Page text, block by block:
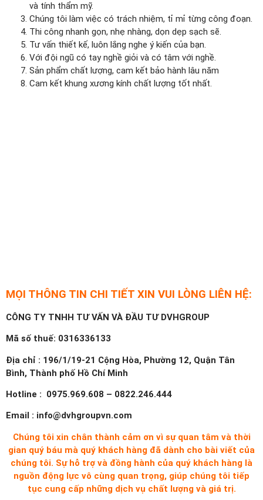
và tính thẩm mỹ.
Chúng tôi làm việc có trách nhiệm, tỉ mỉ từng công đoạn.
Thi công nhanh gọn, nhẹ nhàng, dọn dẹp sạch sẽ.
Tư vấn thiết kế, luôn lắng nghe ý kiến của bạn.
Với đội ngũ có tay nghề giỏi và có tâm với nghề.
Sản phẩm chất lượng, cam kết bảo hành lâu năm
Cam kết khung xương kính chất lượng tốt nhất.
MỌI THÔNG TIN CHI TIẾT XIN VUI LÒNG LIÊN HỆ:
CÔNG TY TNHH TƯ VẤN VÀ ĐẦU TƯ DVHGROUP
Mã số thuế: 0316336133
Địa chỉ : 196/1/19-21 Cộng Hòa, Phường 12, Quận Tân
Bình, Thành phố Hồ Chí Minh
Hotline : 0975.969.608 – 0822.246.444
Email : info@dvhgroupvn.com
Chúng tôi xin chân thành cảm ơn vì sự quan tâm và thời
gian quý báu mà quý khách hàng đã dành cho bài viết của
chúng tôi. Sự hỗ trợ và đồng hành của quý khách hàng là
nguồn động lực vô cùng quan trọng, giúp chúng tôi tiếp
tục cung cấp những dịch vụ chất lượng và giá trị.